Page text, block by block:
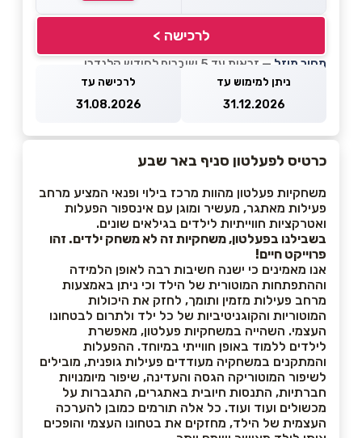
לרכישה >
מחיר מוזל — זכאות עד 5 שוברים לחודש קלנדרי
ניתן למימוש עד
31.12.2026
לרכישה עד
31.08.2026
כרטיס לפעלטון סניף באר שבע
משחקיות פעלטון מהוות מרכז בילוי ופנאי המציע מרחב
פעילות מאתגר, מעשיר ומוגן עם אינספור הפעלות
ואטרקציות חווייתיות לילדים בגילאים שונים.
בשבילנו בפעלטון, משחקיות זה לא משחק ילדים. זהו
פרוייקט חיים!
אנו מאמינים כי ישנה חשיבות רבה לאופן הלמידה
וההתפתחות המוטורית של הילד וכי ניתן באמצעות
מרחב פעילות מזמין ותומך, לחזק את היכולות
המוטוריות והקוגניטיביות של כל ילד ולתרום לבטחונו
העצמי. השהייה במשחקיות פעלטון, מאפשרת
לילדים ללמוד באופן חווייתי במיוחד. ההפעלות
והמתקנים במשחקיה מעודדים פעילות גופנית, מובילים
לשיפור המוטוריקה הגסה והעדינה, שיפור מיומנויות
חברתיות, התנסות חיובית באתגרים, התגברות על
מכשולים ועוד ועוד. כל אלה תורמים כמובן להערכה
העצמית של הילד, מחזקים את בטחונו העצמי והופכים